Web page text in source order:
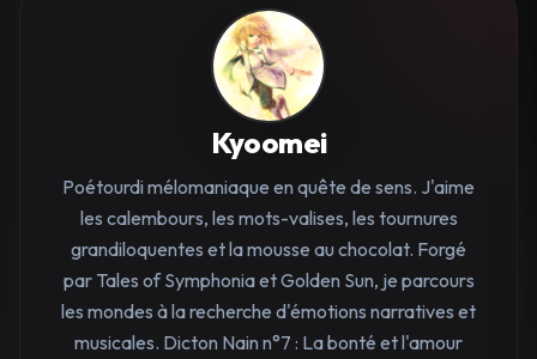
Kyoomei
Poétourdi mélomaniaque en quête de sens. J'aime
les calembours, les mots-valises, les tournures
grandiloquentes et la mousse au chocolat. Forgé
par Tales of Symphonia et Golden Sun, je parcours
les mondes à la recherche d'émotions narratives et
musicales. Dicton Nain n°7 : La bonté et l'amour